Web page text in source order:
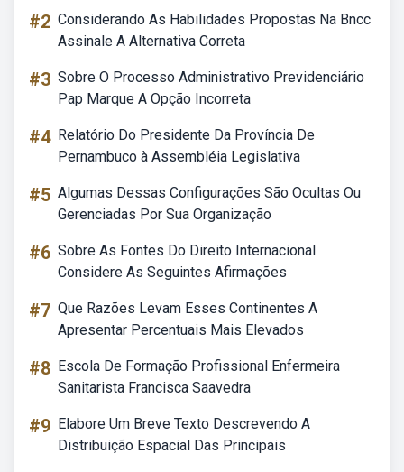
#2 Considerando As Habilidades Propostas Na Bncc
Assinale A Alternativa Correta
#3 Sobre O Processo Administrativo Previdenciário
Pap Marque A Opção Incorreta
#4 Relatório Do Presidente Da Província De
Pernambuco à Assembléia Legislativa
#5 Algumas Dessas Configurações São Ocultas Ou
Gerenciadas Por Sua Organização
#6 Sobre As Fontes Do Direito Internacional
Considere As Seguintes Afirmações
#7 Que Razões Levam Esses Continentes A
Apresentar Percentuais Mais Elevados
#8 Escola De Formação Profissional Enfermeira
Sanitarista Francisca Saavedra
#9 Elabore Um Breve Texto Descrevendo A
Distribuição Espacial Das Principais